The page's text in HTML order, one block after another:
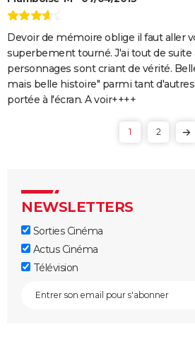
Devoir de mémoire oblige il faut aller
superbement tourné. J'ai tout de suite
personnages sont criant de vérité.
mais belle histoire" parmi tant
portée à l'écran. A voir++++
1 2
NEWSLETTERS
Sorties Cinéma
Actus Cinéma
Télévision